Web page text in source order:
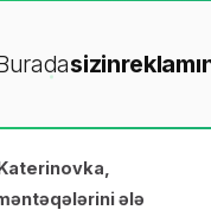
sizin
ələ